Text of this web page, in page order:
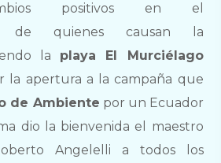
positivos en el
de quienes causan la
la playa El Murciélago
la apertura a la campaña que
de Ambiente por un Ecuador
dio la bienvenida el maestro
Angelelli a todos los